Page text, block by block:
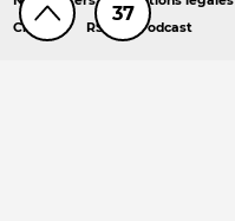
37
Crédits
RSS Podcast